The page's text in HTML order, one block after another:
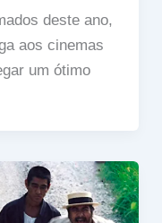
deste ano,
aos cinemas
um ótimo